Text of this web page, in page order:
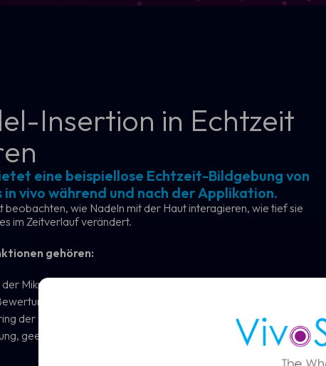
Insertion in Echtzeit
eine beispiellose Echtzeit-Bildgebung von
vivo während und nach der Applikation.
beobachten, wie Nadeln mit der Haut interagieren, wie tief sie
im Zeitverlauf verändert.
gehören:
Mikronadel-Einstichtiefe
der Punktionsleistung
der Nadel- und Hautdynamik
geeignet für wiederholte Messungen
Demo vereinbaren
Erfahren Sie, wie die VivoSight OCT-Bildgebung
Hautbeurteilung sowie eine nicht-invasive BCC-